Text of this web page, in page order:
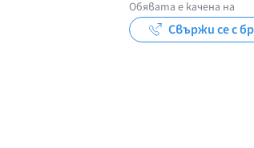
Обявата е качена на
Свържи се с